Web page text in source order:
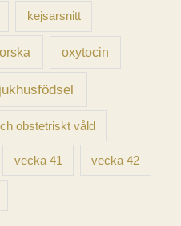
kejsarsnitt
oxytocin
obstetriskt våld
vecka 41 vecka 42